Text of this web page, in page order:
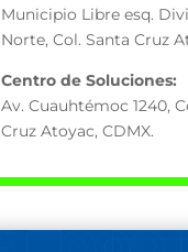
Municipio Libre esq.
Norte, Col. Santa Cruz
Centro de Soluciones:
Av. Cuauhtémoc 1240,
Cruz Atoyac, CDMX.